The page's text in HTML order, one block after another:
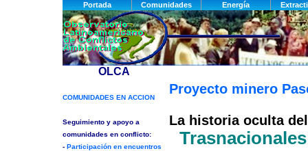
Proyecto minero
La historia oculta